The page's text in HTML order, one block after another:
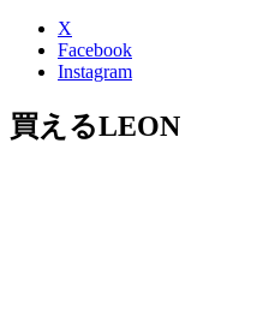
X
Facebook
Instagram
買えるLEON